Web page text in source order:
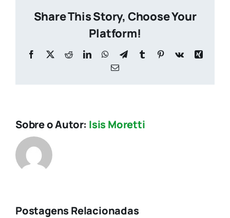
Share This Story, Choose Your
Platform!
Facebook
X RedditLinkedInWhatsApp
TelegramTumblr Pinterest
Vk
Xing
E-
Sobre o Autor: Isis Moretti
Postagens Relacionadas